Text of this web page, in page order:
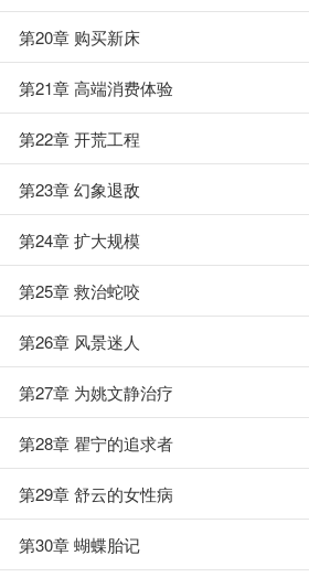
第20章 购买新床
第21章 高端消费体验
第22章 开荒工程
第23章 幻象退敌
第24章 扩大规模
第25章 救治蛇咬
第26章 风景迷人
第27章 为姚文静治疗
第28章 瞿宁的追求者
第29章 舒云的女性病
第30章 蝴蝶胎记